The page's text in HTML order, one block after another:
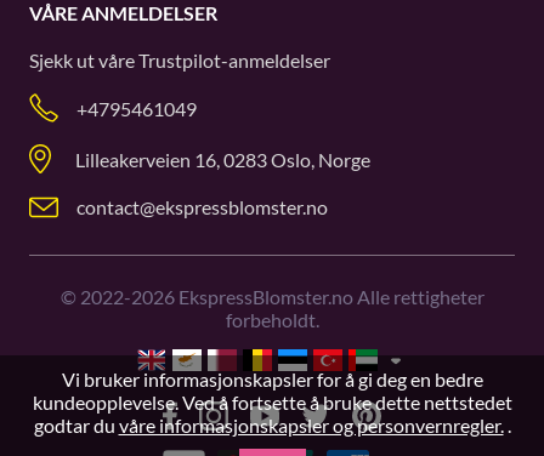
VÅRE ANMELDELSER
Sjekk ut våreTrustpilot-anmeldelser
+4795461049
Lilleakerveien 16, 0283 Oslo, Norge
contact@ekspressblomster.no
© 2022-2026EkspressBlomster.no Alle rettigheter
forbeholdt.
Vi bruker informasjonskapsler for å gi deg en bedre
kundeopplevelse. Ved å fortsette å bruke dette nettstedet
godtar du våre informasjonskapsler og personvernregler..